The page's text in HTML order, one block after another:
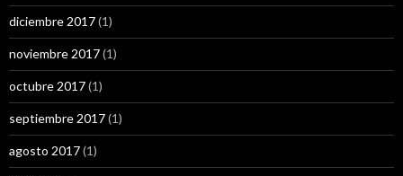
diciembre 2017(1)
noviembre 2017(1)
octubre 2017(1)
septiembre 2017(1)
agosto 2017(1)